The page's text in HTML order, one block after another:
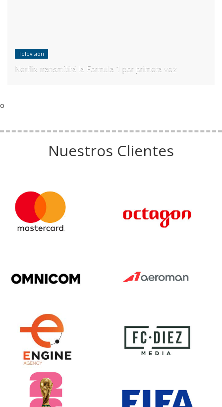
Televisión
Netflix transmitirá la Formula 1 por primera vez
o
Nuestros Clientes